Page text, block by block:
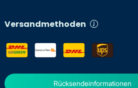
Versandmethoden
Rücksendeinformationen